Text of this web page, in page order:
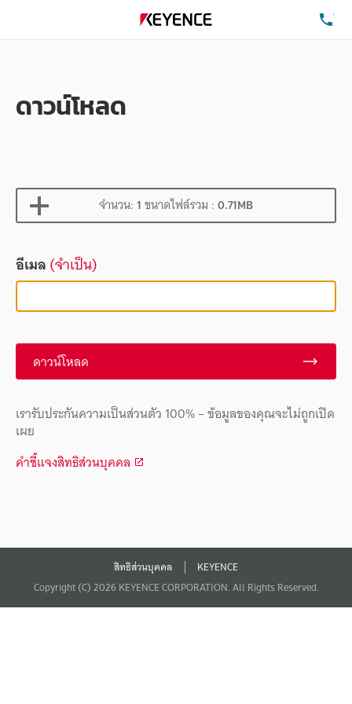
ดาวน์โหลด
จำนวน:1ขนาดไฟล์รวม :0.71MB
อีเมล(จำเป็น)
ดาวน์โหลด
เรารับประกันความเป็นส่วนตัว 100% – ข้อมูลของคุณจะไม่ถูกเปิด
เผย
คำชี้แจงสิทธิส่วนบุคคล
สิทธิส่วนบุคคล
KEYENCE
Copyright (C) 2026 KEYENCE CORPORATION. All Rights Reserved.